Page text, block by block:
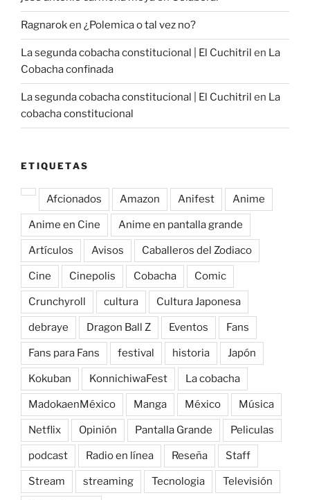
Ragnaroken ¿Polemica o tal vez no?
La segunda cobacha constitucional | El Cuchitril en La
Cobacha confinada
La segunda cobacha constitucional | El Cuchitril en La
cobacha constitucional
ETIQUETAS
Afcionados Amazon Anifest Anime
Anime en Cine Anime en pantalla grande
Artículos Avisos Caballeros del Zodiaco
Cine Cinepolis Cobacha Comic
Crunchyroll cultura Cultura Japonesa
debraye Dragon Ball Z Eventos Fans
Fans para Fans festival historia Japón
Kokuban KonnichiwaFest La cobacha
MadokaenMéxico Manga México Música
Netflix Opinión Pantalla Grande Peliculas
podcast Radio en línea Reseña Staff
Stream streaming Tecnologia Televisión